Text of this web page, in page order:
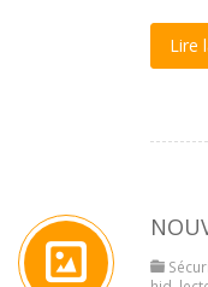
Lire